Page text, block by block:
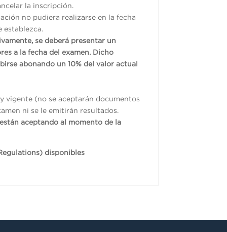
la inscripción.
no pudiera realizarse en la fecha
se deberá presentar un
a la fecha del examen. Dicho
abonando un 10% del valor actual
vigente (no se aceptarán documentos
ni se le emitirán resultados.
aceptando al momento de la
disponibles